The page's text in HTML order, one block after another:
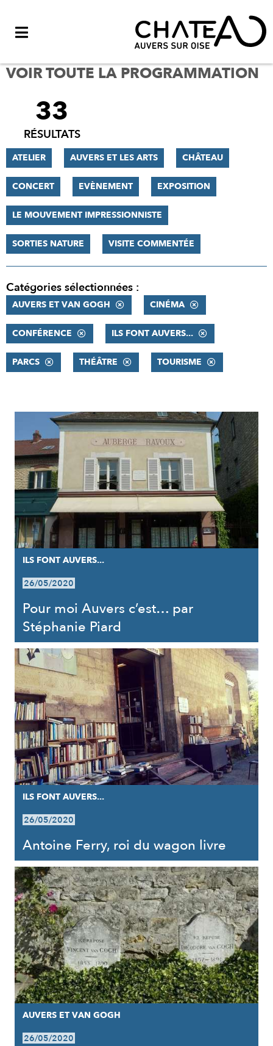
VOIR TOUTE LA PROGRAMMATION
FILTRER
RÉSULTATS
33
RÉSULTATS
ATELIER AUVERS ET LES ARTS CHÂTEAU
CONCERT EVÈNEMENT EXPOSITION
LE MOUVEMENT IMPRESSIONNISTE
SORTIES NATURE VISITE COMMENTÉE
Catégories sélectionnées :
AUVERS ET VAN GOGH CINÉMA
CONFÉRENCE ILS FONT AUVERS...
PARCS THÉÂTRE TOURISME
RÉSULTATS
ILS FONT AUVERS...
26/05/2020
Pour moi Auvers c’est… par
Stéphanie Piard
ILS FONT AUVERS...
26/05/2020
Antoine Ferry, roi du wagon livre
AUVERS ET VAN GOGH
26/05/2020